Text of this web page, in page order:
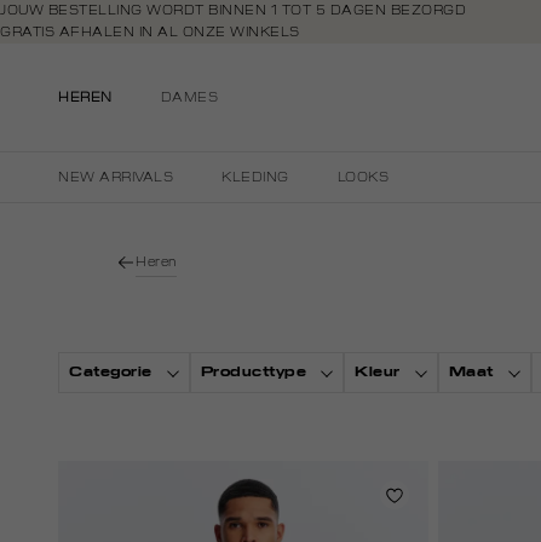
Navigeer
direct naar
Open de
JOUW BESTELLING WORDT BINNEN 1 TOT 5 DAGEN BEZORGD
GRATIS AFHALEN IN AL ONZE WINKELS
HEREN
DAMES
NEW ARRIVALS KLEDING LOOKS
Heren
Categorie Producttype Kleur Maat